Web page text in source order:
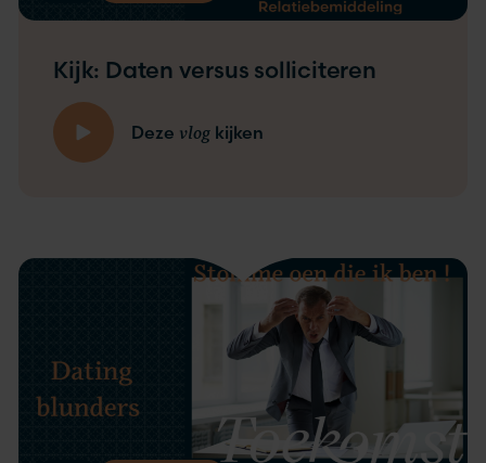
Kijk: Daten versus solliciteren
Deze vlog kijken